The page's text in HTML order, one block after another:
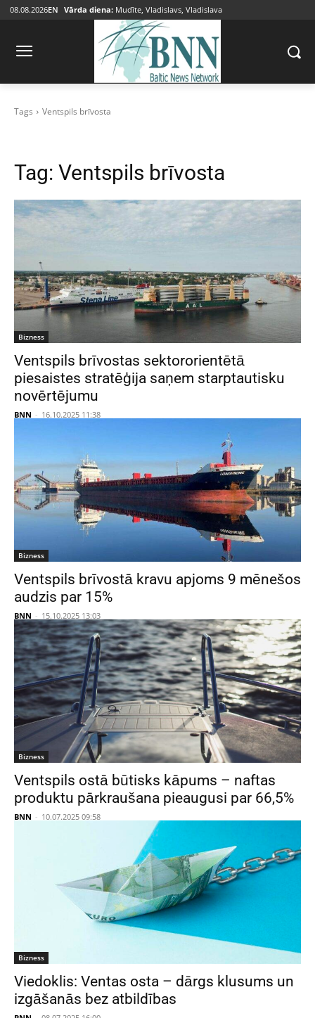
08.08.2026EN Vārda diena: Mudīte, Vladislavs, Vladislava
Tags Ventspils brīvosta
Tag: Ventspils brīvosta
Bizness
Ventspils brīvostas sektororientētā
piesaistes stratēģija saņem starptautisku
novērtējumu
BNN - 16.10.2025 11:38
Bizness
Ventspils brīvostā kravu apjoms 9 mēnešos
audzis par 15%
BNN - 15.10.2025 13:03
Bizness
Ventspils ostā būtisks kāpums – naftas
produktu pārkraušana pieaugusi par 66,5%
BNN - 10.07.2025 09:58
Bizness
Viedoklis: Ventas osta – dārgs klusums un
izgāšanās bez atbildības